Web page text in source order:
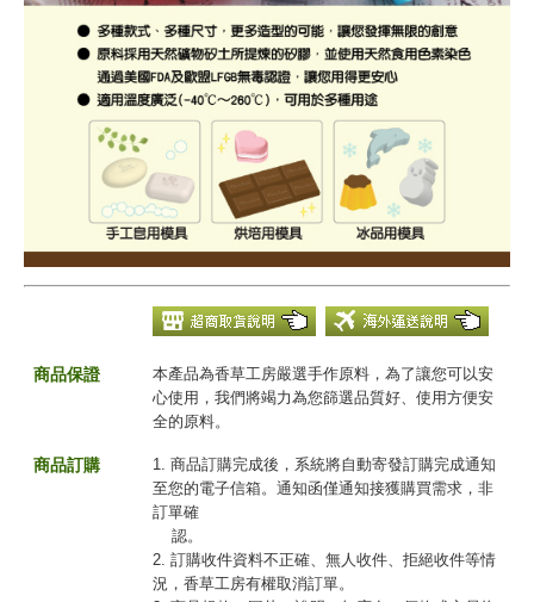
商品保證
本產品為香草工房嚴選手作原料，為了讓您可以安
心使用，我們將竭力為您篩選品質好、使用方便安
全的原料。
商品訂購
1. 商品訂購完成後，系統將自動寄發訂購完成通知
至您的電子信箱。通知函僅通知接獲購買需求，非
訂單確
認。
2. 訂購收件資料不正確、無人收件、拒絕收件等情
況，香草工房有權取消訂單。